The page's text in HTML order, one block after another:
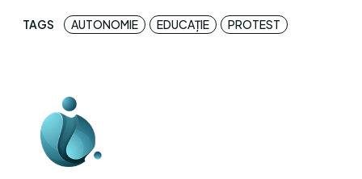
TAGS AUTONOMIE EDUCAȚIE PROTEST